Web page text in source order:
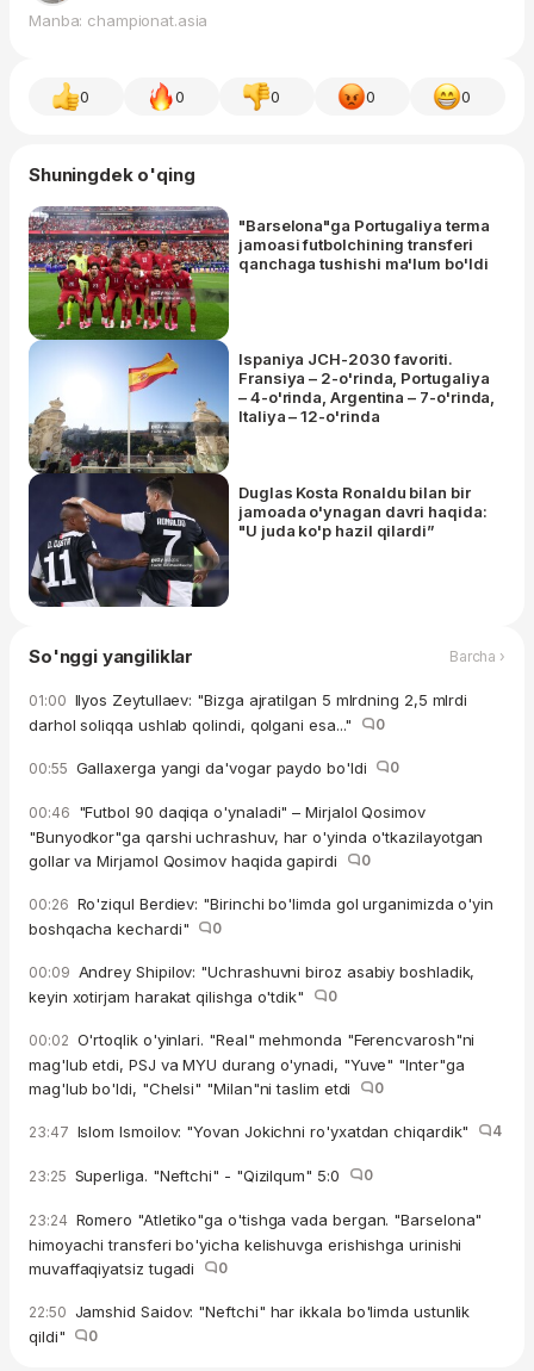
Manba: championat.asia
0 0 0 0 0
Shuningdek o'qing
"Barselona"ga Portugaliya terma
jamoasi futbolchining transferi
qanchaga tushishi ma'lum bo'ldi
Ispaniya JCH-2030 favoriti.
Fransiya – 2-o'rinda, Portugaliya
– 4-o'rinda, Argentina – 7-o'rinda,
Italiya – 12-o'rinda
Duglas Kosta Ronaldu bilan bir
jamoada o'ynagan davri haqida:
"U juda ko'p hazil qilardi”
So'nggi yangiliklar Barcha ›
01:00 Ilyos Zeytullaev: "Bizga ajratilgan 5 mlrdning 2,5 mlrdi
darhol soliqqa ushlab qolindi, qolgani esa..."
0
00:55 Gallaxerga yangi da'vogar paydo bo'ldi 0
00:46 "Futbol 90 daqiqa o'ynaladi" – Mirjalol Qosimov
"Bunyodkor"ga qarshi uchrashuv, har o'yinda o'tkazilayotgan
gollar va Mirjamol Qosimov haqida gapirdi
0
00:26 Ro'ziqul Berdiev: "Birinchi bo'limda gol urganimizda o'yin
boshqacha kechardi"
0
00:09 Andrey Shipilov: "Uchrashuvni biroz asabiy boshladik,
keyin xotirjam harakat qilishga o'tdik"
0
00:02 O'rtoqlik o'yinlari. "Real" mehmonda "Ferencvarosh"ni
mag'lub etdi, PSJ va MYU durang o'ynadi, "Yuve" "Inter"ga
mag'lub bo'ldi, "Chelsi" "Milan"ni taslim etdi
0
23:47 Islom Ismoilov: "Yovan Jokichni ro'yxatdan chiqardik" 4
23:25 Superliga. "Neftchi" - "Qizilqum" 5:0 0
23:24 Romero "Atletiko"ga o'tishga vada bergan. "Barselona"
himoyachi transferi bo'yicha kelishuvga erishishga urinishi
muvaffaqiyatsiz tugadi
0
22:50 Jamshid Saidov: "Neftchi" har ikkala bo'limda ustunlik
qildi"
0